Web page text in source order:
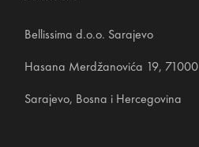
Bellissima d.o.o. Sarajevo
Hasana Merdžanovića 19, 71000
Sarajevo, Bosna i Hercegovina